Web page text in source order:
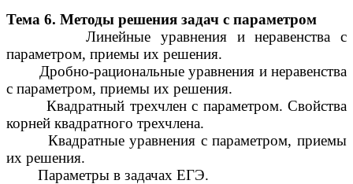
Тема 6. Методы решения задач с параметром
Линейные уравнения и неравенства с
параметром, приемы их решения.
Дробно-рациональные уравнения и неравенства
с параметром, приемы их решения.
Квадратный трехчлен с параметром. Свойства
корней квадратного трехчлена.
Квадратные уравнения с параметром, приемы
их решения.
Параметры в задачах ЕГЭ.